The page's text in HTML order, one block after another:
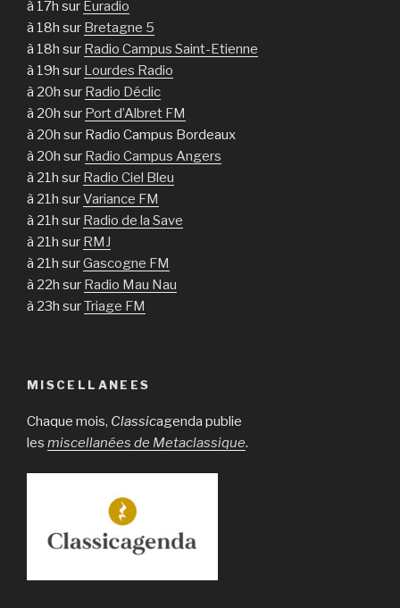
à 17h sur Euradio
à 18h sur Bretagne 5
à 18h sur Radio Campus Saint-Etienne
à 19h sur Lourdes Radio
à 20h sur Radio Déclic
à 20h sur Port d’Albret FM
à 20h sur Radio Campus Bordeaux
à 20h sur Radio Campus Angers
à 21h sur Radio Ciel Bleu
à 21h surVariance FM
à 21h sur Radio de la Save
à 21h sur RMJ
à 21h surGascogne FM
à 22h sur Radio Mau Nau
à 23h surTriage FM
MISCELLANEES
Chaque mois, Classicagenda publie
les miscellanées de Metaclassique.